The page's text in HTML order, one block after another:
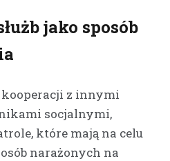
jako sposób
kooperacji z innymi
socjalnymi,
które mają na celu
narażonych na